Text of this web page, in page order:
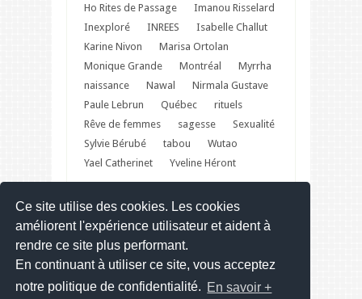
Ce site utilise des cookies. Les cookies
améliorent l'expérience utilisateur et aident à
rendre ce site plus performant.
En continuant à utiliser ce site, vous acceptez
notre politique de confidentialité. En savoir +
Ho Rites de Passage
Imanou Risselard
Inexploré
INREES
Isabelle Challut
Karine Nivon
Marisa Ortolan
Monique Grande
Montréal
Myrrha
naissance
Nawal
Nirmala Gustave
Paule Lebrun
Québec
rituels
Rêve de femmes
sagesse
Sexualité
Sylvie Bérubé
tabou
Wutao
Yael Catherinet
Yveline Héront
Festival du Féminin – Web site